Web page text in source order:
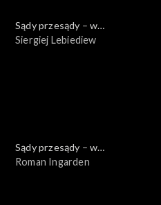
Sądy przesądy – w
powiększeniu
Siergiej Lebiediew
Sądy przesądy – w
powiększeniu
Roman Ingarden